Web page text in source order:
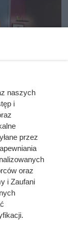
gratis w
i co
naszych
i
przez
oraz
i Zaufani